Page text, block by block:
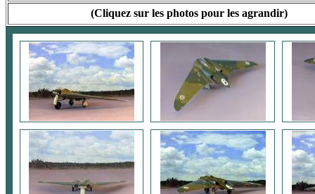
(Cliquez sur les photos pour les agrandir)